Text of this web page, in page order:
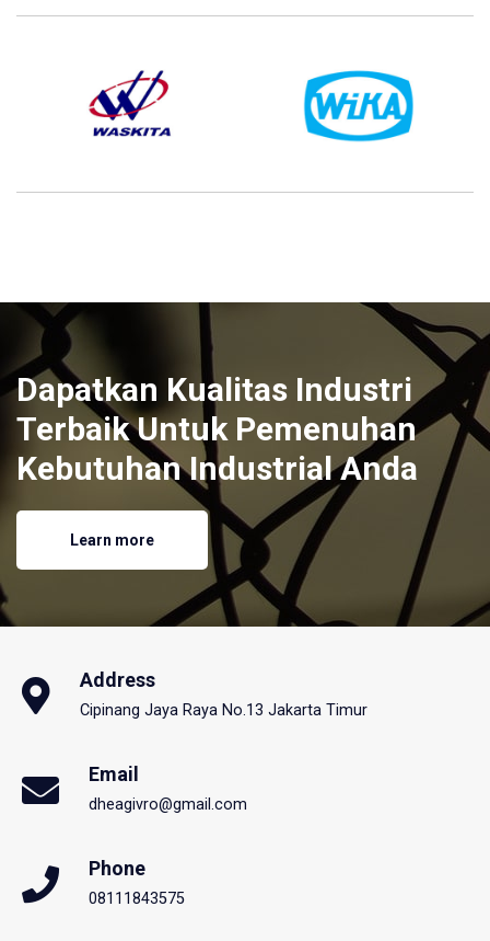
Dapatkan Kualitas Industri
Terbaik Untuk Pemenuhan
Kebutuhan Industrial Anda
Learn more
Address
Cipinang Jaya Raya No.13 Jakarta Timur
Email
dheagivro@gmail.com
Phone
08111843575